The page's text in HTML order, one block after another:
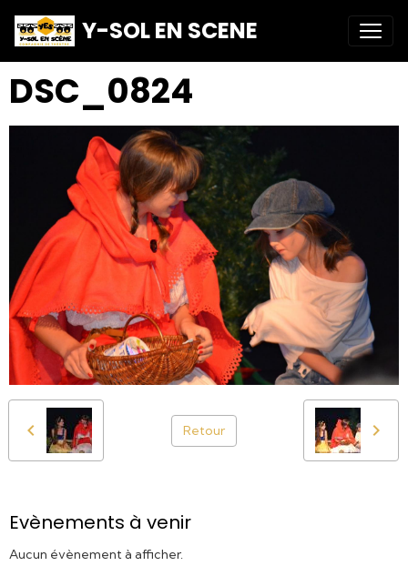
Y-SOL EN SCENE
DSC_0824
Retour
Evènements à venir
Aucun évènement à afficher.